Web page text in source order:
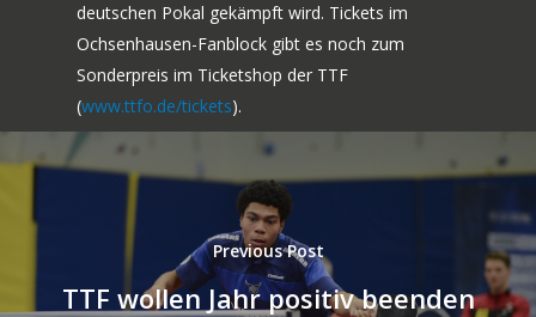
deutschen Pokal gekämpft wird. Tickets im
Ochsenhausen-Fanblock gibt es noch zum
Sonderpreis im Ticketshop der TTF
(www.ttfo.de/tickets).
Previous Post
TTF wollen Jahr positiv beenden